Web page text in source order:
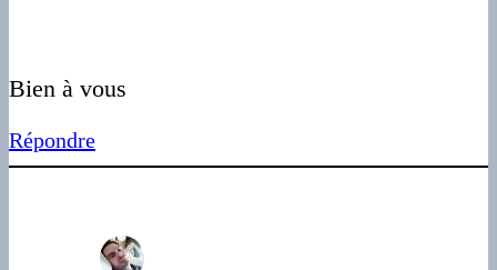
Bien à vous
Répondre